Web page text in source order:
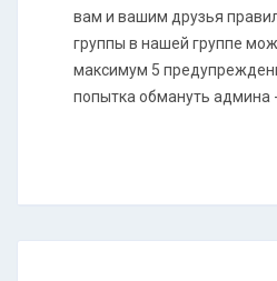
вам и вашим друзья
группы в нашей группе
максимум 5
попытка обмануть админа